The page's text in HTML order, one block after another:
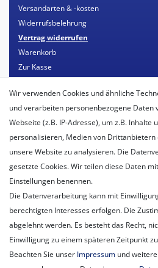
Versandarten & -kosten
Widerrufsbelehrung
Vertrag widerrufen
Warenkorb
Zur Kasse
Mein Konto
Registrieren
Login
Unternehmen
Unser Ballon-Lieferservice
Unsere Mitarbeiter
Datenschutzerklärung
AGB
Impressum
Wir verwenden Cookies und ähnliche
und verarbeiten personenbezogene Daten
Webseite (z.B. IP-Adresse), um z.B. Inhalte
personalisieren, Medien von
unsere Website zu analysieren. Die
gesetzte Cookies. Wir teilen diese Daten
Einstellungen benennen.
Die Datenverarbeitung kann mit
berechtigten Interesses erfolgen. Die
abgelehnt werden. Es besteht das Recht,
Einwilligung zu einem späteren Zeitpunkt
Beachten Sie unser Impressum und